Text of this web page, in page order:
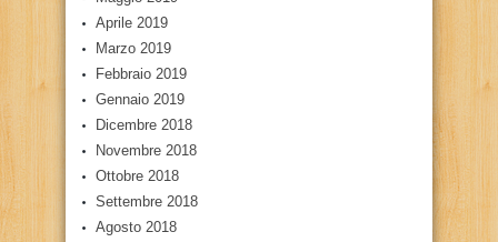
Aprile 2019
Marzo 2019
Febbraio 2019
Gennaio 2019
Dicembre 2018
Novembre 2018
Ottobre 2018
Settembre 2018
Agosto 2018